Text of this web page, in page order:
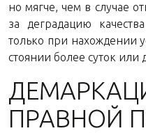
но мягче, чем в слу­чае
за де­гра­да­цию
толь­ко при на­хож­де­нии
сто­я­нии более суток или
ПРАВ­НОЙ